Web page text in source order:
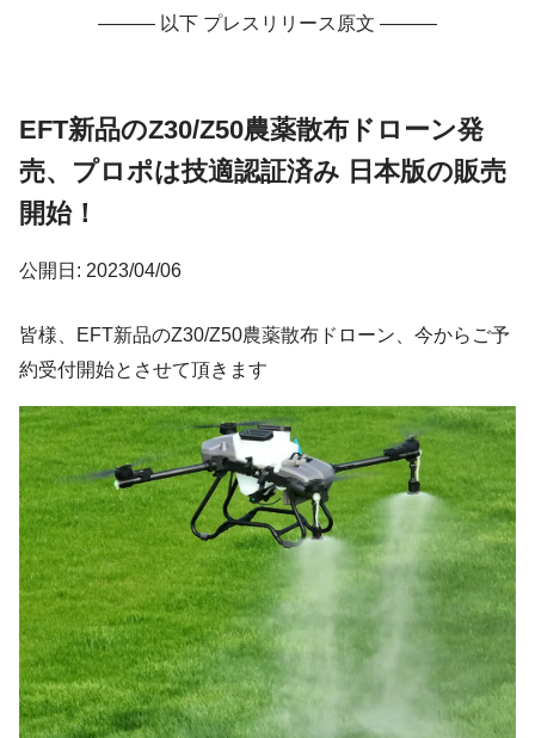
——— 以下 プレスリリース原文 ———
EFT新品のZ30/Z50農薬散布ドローン発
売、プロポは技適認証済み 日本版の販売
開始！
公開日: 2023/04/06
​皆様、EFT新品のZ30/Z50農薬散布ドローン、今からご予
約受付開始とさせて頂きます